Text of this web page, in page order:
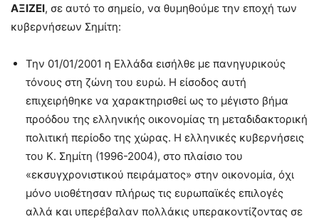
ΑΞΙΖΕΙ, σε αυτό το σημείο, να θυμηθούμε την εποχή των
κυβερνήσεων Σημίτη:
Την 01/01/2001 η Ελλάδα εισήλθε με πανηγυρικούς
τόνους στη ζώνη του ευρώ. Η είσοδος αυτή
επιχειρήθηκε να χαρακτηρισθεί ως το μέγιστο βήμα
προόδου της ελληνικής οικονομίας τη μεταδιδακτορική
πολιτική περίοδο της χώρας. Η ελληνικές κυβερνήσεις
του Κ. Σημίτη (1996-2004), στο πλαίσιο του
«εκσυγχρονιστικού πειράματος» στην οικονομία, όχι
μόνο υιοθέτησαν πλήρως τις ευρωπαϊκές επιλογές
αλλά και υπερέβαλαν πολλάκις υπερακοντίζοντας σε